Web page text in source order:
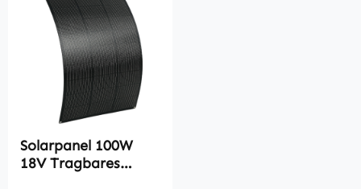
Solarpanel 100W
18V Tragbares